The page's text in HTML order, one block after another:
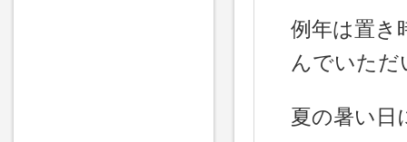
例年は置き
んでいた
夏の暑い日